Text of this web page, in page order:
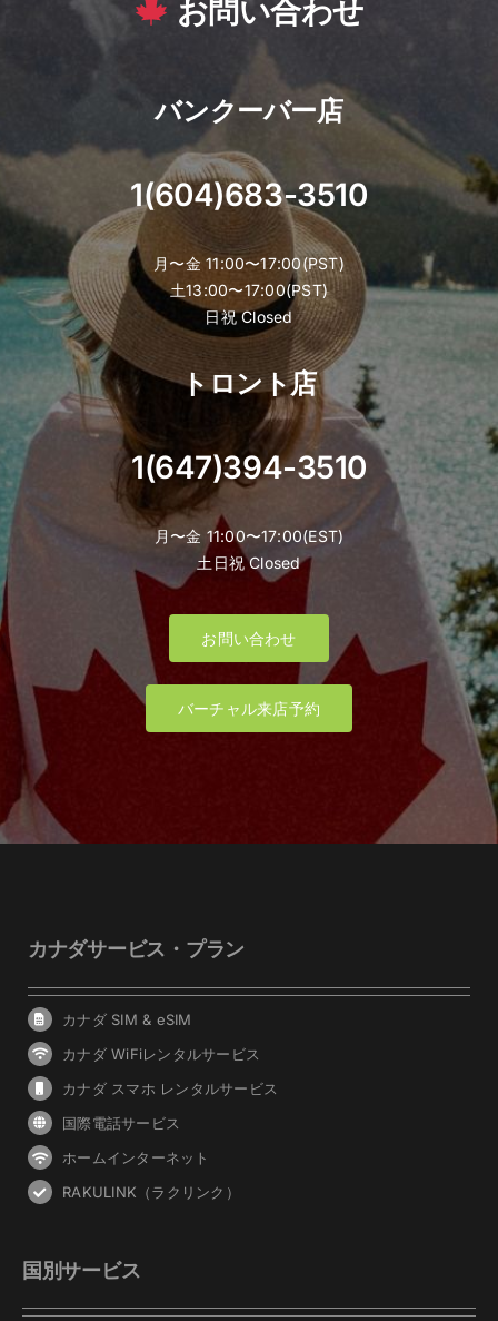
お問い合わせ
バンクーバー店
1(604)683-3510
月〜金 11:00〜17:00(PST)
土13:00〜17:00(PST)
日祝 Closed
トロント店
1(647)394-3510
月〜金 11:00〜17:00(EST)
土日祝 Closed
お問い合わせ
バーチャル来店予約
カナダサービス・プラン
カナダ SIM & eSIM
カナダ WiFiレンタルサービス
カナダ スマホ レンタルサービス
国際電話サービス
ホームインターネット
RAKULINK（ラクリンク）
国別サービス